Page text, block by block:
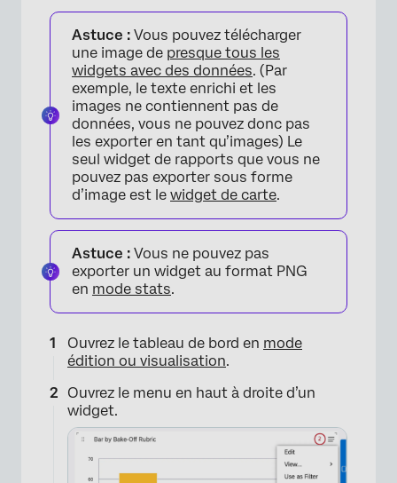
Astuce : Vous pouvez télécharger
une image de presque tous les
widgets avec des données. (Par
exemple, le texte enrichi et les
images ne contiennent pas de
données, vous ne pouvez donc pas
les exporter en tant qu’images) Le
seul widget de rapports que vous ne
pouvez pas exporter sous forme
d’image est le widget de carte.
Astuce : Vous ne pouvez pas
exporter un widget au format PNG
en mode stats.
Ouvrez le tableau de bord en mode
édition ou visualisation.
Ouvrez le menu en haut à droite d’un
widget.